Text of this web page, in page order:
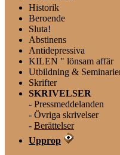
Historik
Beroende
Sluta!
Abstinens
Antidepressiva
KILEN " lönsam affär
Utbildning &
Skrifter
SKRIVELSER
- Pressmeddelanden
- Övriga skrivelser
- Berättelser
Upprop